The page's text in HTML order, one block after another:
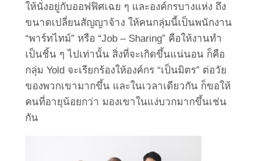
ให้นั่งอยู่กับออฟฟิศเฉย ๆ และองค์กรบางแห่ง ถึง
ขนาดเปลี่ยนสัญญาจ้าง ให้คนกลุ่มนี้เป็นพนักงาน
“พาร์ทไทม์” หรือ “Job – Sharing” คือให้งานทำ
เป็นชิ้น ๆ ไปเท่านั้น สิ่งที่จะเกิดขึ้นแน่นอน ก็คือ
กลุ่ม Yold จะเรียกร้องให้องค์กร “เป็นมิตร” ต่อวัย
ของพวกเขามากขึ้น และในเวลาเดียวกัน ก็ขอให้
คนที่อายุน้อยกว่า มองเขาในแง่บวกมากขึ้นเช่น
กัน